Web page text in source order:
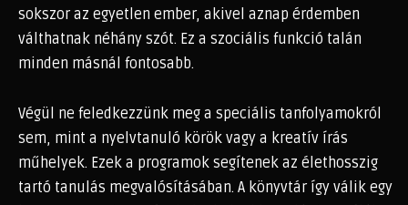
sokszor az egyetlen ember, akivel aznap érdemben
válthatnak néhány szót. Ez a szociális funkció talán
minden másnál fontosabb.
Végül ne feledkezzünk meg a speciális tanfolyamokról
sem, mint a nyelvtanuló körök vagy a kreatív írás
műhelyek. Ezek a programok segítenek az élethosszig
tartó tanulás megvalósításában. A könyvtár így válik egy